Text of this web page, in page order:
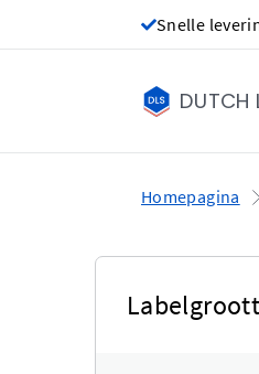
Snelle
DUTCH
Homepagina